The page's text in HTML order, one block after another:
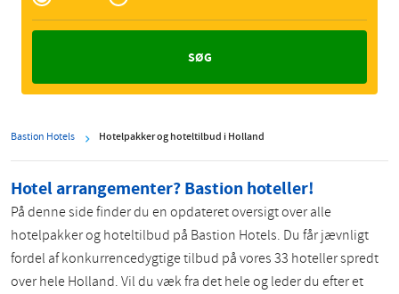
Zakelijk
Bastion Hotels Hotelpakker og hoteltilbud i Holland
Hotel arrangementer? Bastion hoteller!
På denne side finder du en opdateret oversigt over alle
hotelpakker og hoteltilbud på Bastion Hotels. Du får jævnligt
fordel af konkurrencedygtige tilbud på vores 33 hoteller spredt
over hele Holland. Vil du væk fra det hele og leder du efter et